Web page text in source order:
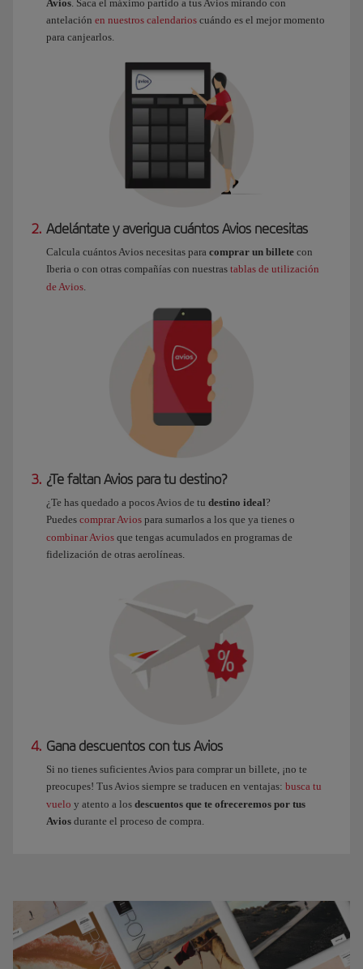
Avios. Saca el máximo partido a tus Avios mirando con
antelación en nuestros calendarios cuándo es el mejor momento
para canjearlos.
2. Adelántate y averigua cuántos Avios necesitas
Calcula cuántos Avios necesitas para comprar un billete con
Iberia o con otras compañías con nuestras tablas de utilización
de Avios.
3. ¿Te faltan Avios para tu destino?
¿Te has quedado a pocos Avios de tu destino ideal?
Puedes comprar Avios para sumarlos a los que ya tienes o
combinar Avios que tengas acumulados en programas de
fidelización de otras aerolíneas.
4. Gana descuentos con tus Avios
Si no tienes suficientes Avios para comprar un billete, ¡no te
preocupes! Tus Avios siempre se traducen en ventajas: busca tu
vuelo y atento a los descuentos que te ofreceremos por tus
Avios durante el proceso de compra.